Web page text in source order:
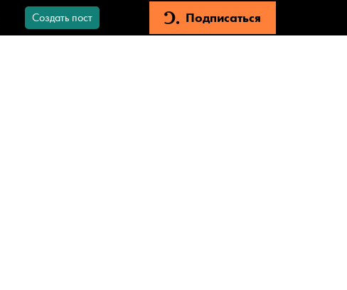
Создать пост Подписаться